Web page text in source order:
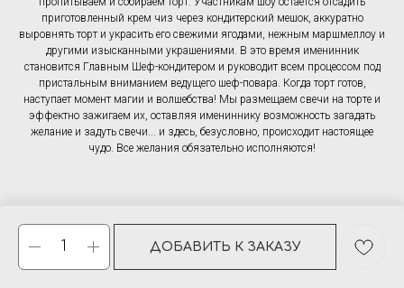
ДОБАВИТЬ К ЗАКАЗУ
приготовленный крем чиз через кондитерский мешок, аккуратно
выровнять торт и украсить его свежими ягодами, нежным маршмеллоу и
другими изысканными украшениями. В это время именинник
становится Главным Шеф-кондитером и руководит всем процессом под
пристальным вниманием ведущего шеф-повара. Когда торт готов,
наступает момент магии и волшебства! Мы размещаем свечи на торте и
эффектно зажигаем их, оставляя имениннику возможность загадать
желание и задуть свечи... и здесь, безусловно, происходит настоящее
чудо. Все желания обязательно исполняются!